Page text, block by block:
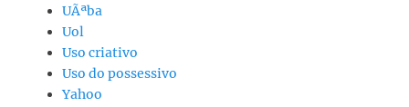
UÃªba
Uol
Uso criativo
Uso do possessivo
Yahoo